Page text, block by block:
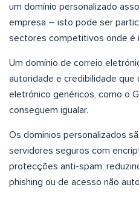
um domínio personalizado
empresa – isto pode ser
sectores competitivos onde é
Um domínio de correio
autoridade e credibilidade
eletrónico genéricos, como o
conseguem igualar.
Os domínios personalizados
servidores seguros com
protecções anti-spam,
phishing ou de acesso não